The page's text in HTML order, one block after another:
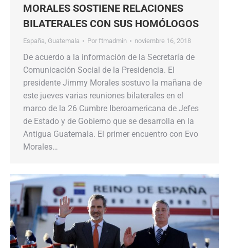
MORALES SOSTIENE RELACIONES
BILATERALES CON SUS HOMÓLOGOS
España, Guatemala Por ftmadmin noviembre 16, 2018
De acuerdo a la información de la Secretaría de
Comunicación Social de la Presidencia. El
presidente Jimmy Morales sostuvo la mañana de
este jueves varias reuniones bilaterales en el
marco de la 26 Cumbre Iberoamericana de Jefes
de Estado y de Gobierno que se desarrolla en la
Antigua Guatemala. El primer encuentro con Evo
Morales…